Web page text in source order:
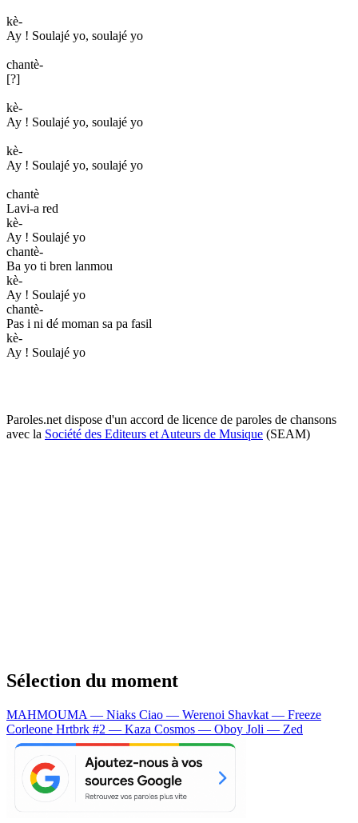
kè-
Ay ! Soulajé yo, soulajé yo
chantè-
[?]
kè-
Ay ! Soulajé yo, soulajé yo
kè-
Ay ! Soulajé yo, soulajé yo
chantè
Lavi-a red
kè-
Ay ! Soulajé yo
chantè-
Ba yo ti bren lanmou
kè-
Ay ! Soulajé yo
chantè-
Pas i ni dé moman sa pa fasil
kè-
Ay ! Soulajé yo
Paroles.net dispose d'un accord de licence de paroles de chansons
avec la Société des Editeurs et Auteurs de Musique (SEAM)
Sélection du moment
MAHMOUMA — Niaks Ciao — Werenoi Shavkat — Freeze
Corleone Hrtbrk #2 — Kaza Cosmos — Oboy Joli — Zed